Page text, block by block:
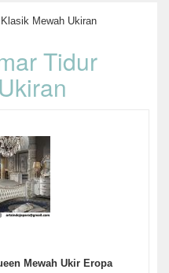
Mewah Ukiran
Tidur
Mewah Ukir Eropa